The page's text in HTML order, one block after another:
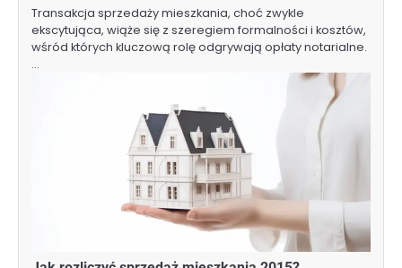
Transakcja sprzedaży mieszkania, choć zwykle
ekscytująca, wiąże się z szeregiem formalności i kosztów,
wśród których kluczową rolę odgrywają opłaty notarialne.
…